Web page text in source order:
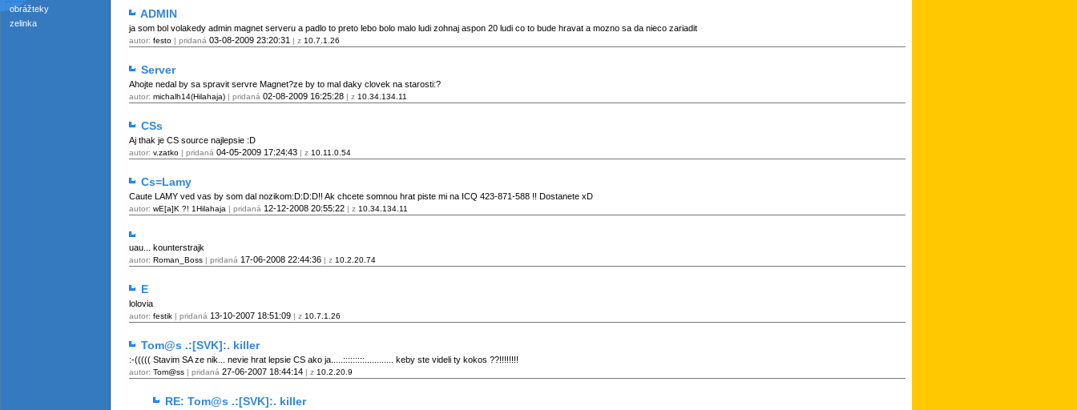
obrážteky
zelinka
ADMIN
ja som bol volakedy admin magnet serveru a padlo to preto lebo bolo malo ludi zohnaj aspon 20 ludi co to bude hravat a mozno sa da nieco zariadit
autor: festo | pridaná 03-08-2009 23:20:31 | z 10.7.1.26
Server
Ahojte nedal by sa spravit servre Magnet?ze by to mal daky clovek na starosti:?
autor: michalh14(Hilahaja) | pridaná 02-08-2009 16:25:28 | z 10.34.134.11
CSs
Aj thak je CS source najlepsie :D
autor: v.zatko | pridaná 04-05-2009 17:24:43 | z 10.11.0.54
Cs=Lamy
Caute LAMY ved vas by som dal nozikom:D:D:D!! Ak chcete somnou hrat piste mi na ICQ 423-871-588 !! Dostanete xD
autor: wE[a]K ?! 1Hilahaja | pridaná 12-12-2008 20:55:22 | z 10.34.134.11
uau... kounterstrajk
autor: Roman_Boss | pridaná 17-06-2008 22:44:36 | z 10.2.20.74
E
lolovia
autor: festik | pridaná 13-10-2007 18:51:09 | z 10.7.1.26
Tom@s .:[SVK]:. killer
:-((((( Stavim SA ze nik... nevie hrat lepsie CS ako ja.....:::::::::............ keby ste videli ty kokos ??!!!!!!!!
autor: Tom@ss | pridaná 27-06-2007 18:44:14 | z 10.2.20.9
RE: Tom@s .:[SVK]:. killer